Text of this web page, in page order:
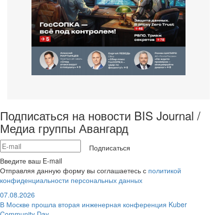
Подписаться на новости BIS Journal /
Медиа группы Авангард
Подписаться
Введите ваш E-mail
Отправляя данную форму вы соглашаетесь с политикой
конфиденциальности персональных данных
07.08.2026
В Москве прошла вторая инженерная конференция Kuber